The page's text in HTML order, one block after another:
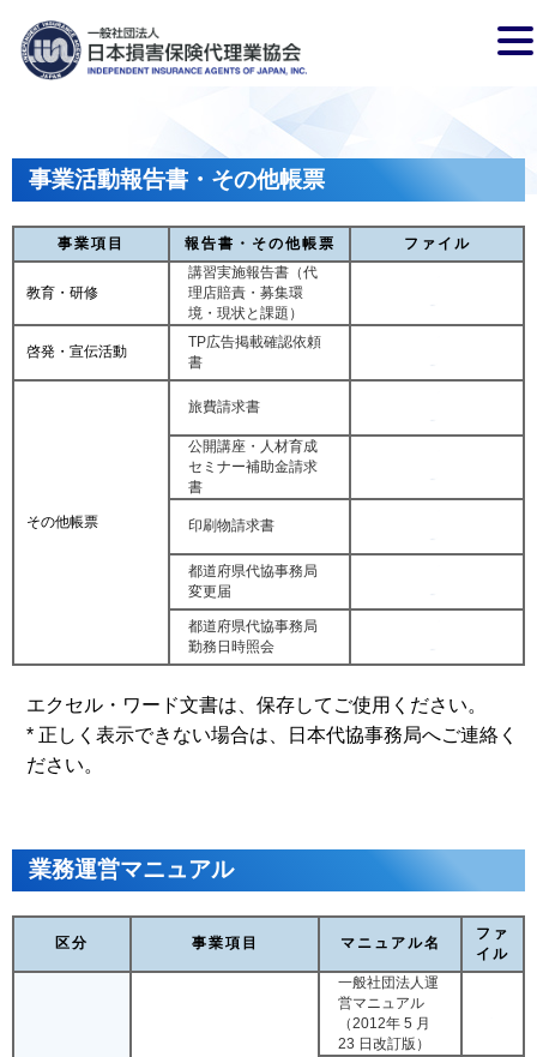
事業活動報告書・その他帳票
事業項目 報告書・その他帳票 ファイル
教育・研修
講習実施報告書（代
理店賠責・募集環
境・現状と課題）
啓発・宣伝活動
TP広告掲載確認依頼
書
その他帳票
旅費請求書
公開講座・人材育成
セミナー補助金請求
書
印刷物請求書
都道府県代協事務局
変更届
都道府県代協事務局
勤務日時照会
エクセル・ワード文書は、保存してご使用ください。
* 正しく表示できない場合は、日本代協事務局へご連絡く
ださい。
業務運営マニュアル
区分 事業項目 マニュアル名
ファ
イル
一般社団法人運
営マニュアル
（2012年 5 月
23 日改訂版）